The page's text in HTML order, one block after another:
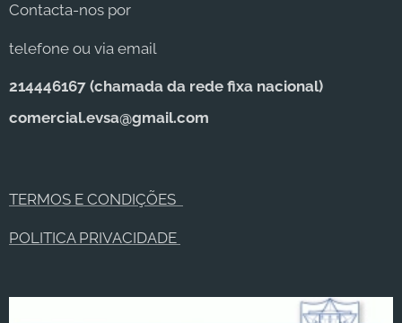
Contacta-nos por
telefone ou via email
214446167 (chamada da rede fixa nacional)
comercial.evsa@gmail.com
TERMOS E CONDIÇÕES
POLITICA PRIVACIDADE